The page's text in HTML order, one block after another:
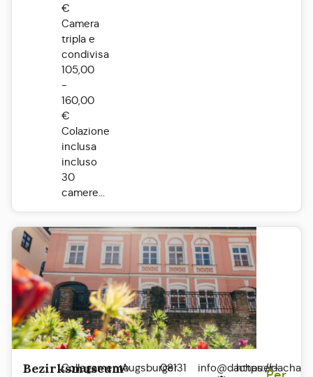
€
Camera
tripla e
condivisa
105,00
-
160,00
€
Colazione
inclusa
incluso
30
camere...
Bezirksmuseum
CollegamentoAugsburger
08131
info@dachauer-
https://